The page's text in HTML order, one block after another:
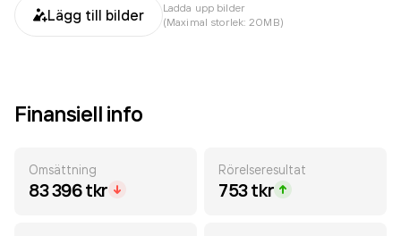
Lägg till bilder
Ladda upp bilder
(Maximal storlek: 20MB)
Finansiell info
Omsättning
83 396 tkr
Rörelseresultat
753 tkr